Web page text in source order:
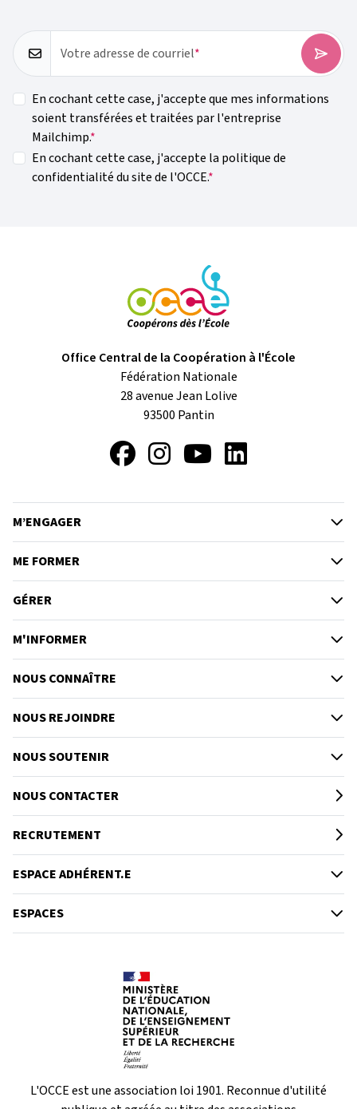
Votre adresse de courriel
En cochant cette case, j'accepte que mes informations
soient transférées et traitées par l'entreprise
Mailchimp.
En cochant cette case, j'accepte la politique de
confidentialité du site de l'OCCE.
Office Central de la Coopération à l'École
Fédération Nationale
28 avenue Jean Lolive
93500 Pantin
FacebookInstagramYouTube
M’ENGAGER
ME FORMER
GÉRER
M'INFORMER
NOUS CONNAÎTRE
NOUS REJOINDRE
NOUS SOUTENIR
NOUS CONTACTER
RECRUTEMENT
ESPACE ADHÉRENT.E
ESPACES
L'OCCE est une association loi 1901. Reconnue d'utilité